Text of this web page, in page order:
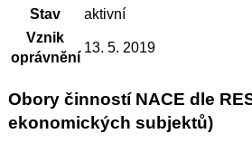
Stav
aktivní
Vznik
oprávnění
13. 5. 2019
Obory činností NACE dle
ekonomických subjektů)